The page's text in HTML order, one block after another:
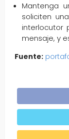
Mantenga
soliciten
interlocutor
mensaje, y
Fuente: